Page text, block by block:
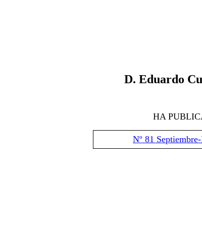
D. Eduardo
HA
Nº 81